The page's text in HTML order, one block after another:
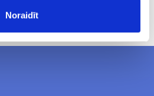
Noraidīt